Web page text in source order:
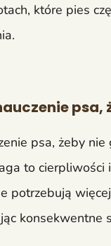
które pies
psa,
psa, żeby
to cierpliwości
potrzebują
konsekwentne